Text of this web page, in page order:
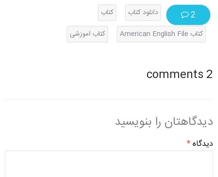
2 دانلود کتاب
کتاب
کتاب American English File
کتاب اموزشی
2 comments
دیدگاهتان را بنویسید
دیدگاه*